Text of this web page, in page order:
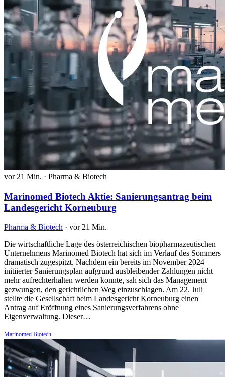
vor 21 Min. · Pharma & Biotech
Marinomed Biotech Aktie: Sanierungsantrag beim
Landesgericht Korneuburg
Pharma & Biotech · vor 21 Min.
Die wirtschaftliche Lage des österreichischen biopharmazeutischen
Unternehmens Marinomed Biotech hat sich im Verlauf des Sommers
dramatisch zugespitzt. Nachdem ein bereits im November 2024
initiierter Sanierungsplan aufgrund ausbleibender Zahlungen nicht
mehr aufrechterhalten werden konnte, sah sich das Management
gezwungen, den gerichtlichen Weg einzuschlagen. Am 22. Juli
stellte die Gesellschaft beim Landesgericht Korneuburg einen
Antrag auf Eröffnung eines Sanierungsverfahrens ohne
Eigenverwaltung. Dieser…
Marinomed Biotech